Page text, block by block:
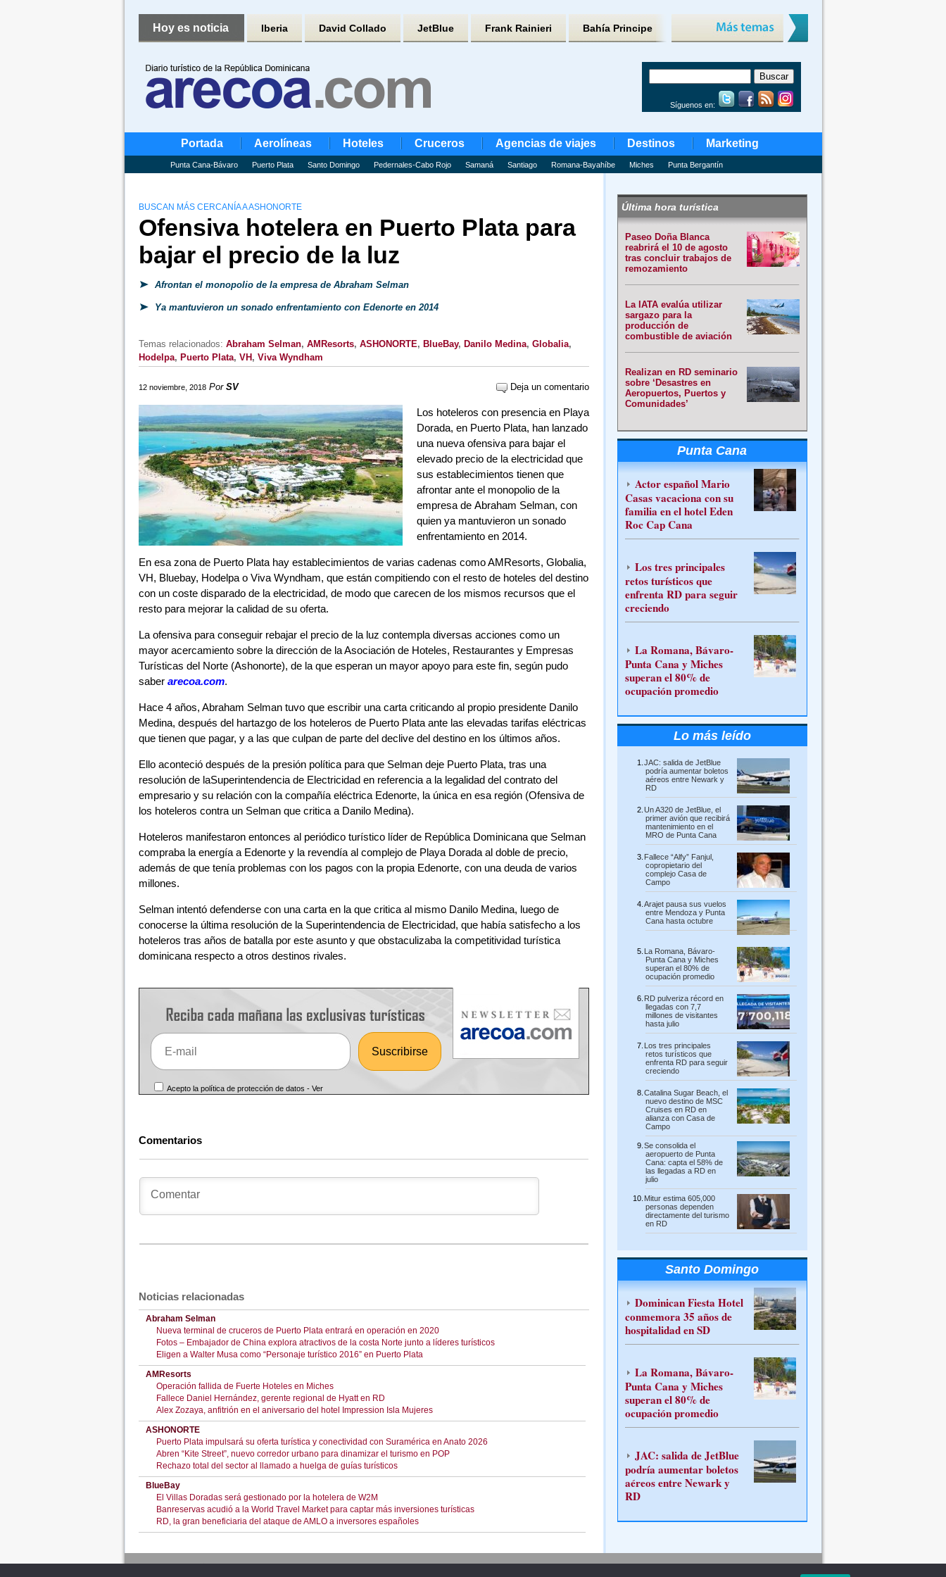
Hoy es noticia Iberia David Collado JetBlue Frank Rainieri Bahía Principe
Síguenos en:
Portada Aerolíneas Hoteles Cruceros Agencias de viajes Destinos Marketing
Punta Cana-Bávaro Puerto Plata Santo Domingo Pedernales-Cabo Rojo Samaná Santiago Romana-Bayahíbe Miches Punta Bergantín
BUSCAN MÁS CERCANÍA A ASHONORTE
Ofensiva hotelera en Puerto Plata para
bajar el precio de la luz
Afrontan el monopolio de la empresa de Abraham Selman
Ya mantuvieron un sonado enfrentamiento con Edenorte en 2014
Temas relacionados: Abraham Selman, AMResorts, ASHONORTE, BlueBay, Danilo Medina, Globalia,
Hodelpa, Puerto Plata, VH , Viva Wyndham
12 noviembre, 2018 Por SV Deja un comentario
Los hoteleros con presencia en Playa
Dorada, en Puerto Plata, han lanzado
una nueva ofensiva para bajar el
elevado precio de la electricidad que
sus establecimientos tienen que
afrontar ante el monopolio de la
empresa de Abraham Selman, con
quien ya mantuvieron un sonado
enfrentamiento en 2014.
En esa zona de Puerto Plata hay establecimientos de varias cadenas como AMResorts, Globalia,
VH, Bluebay, Hodelpa o Viva Wyndham, que están compitiendo con el resto de hoteles del destino
con un coste disparado de la electricidad, de modo que carecen de los mismos recursos que el
resto para mejorar la calidad de su oferta.
La ofensiva para conseguir rebajar el precio de la luz contempla diversas acciones como un
mayor acercamiento sobre la dirección de la Asociación de Hoteles, Restaurantes y Empresas
Turísticas del Norte (Ashonorte), de la que esperan un mayor apoyo para este fin, según pudo
saber arecoa.com.
Hace 4 años, Abraham Selman tuvo que escribir una carta criticando al propio presidente Danilo
Medina, después del hartazgo de los hoteleros de Puerto Plata ante las elevadas tarifas eléctricas
que tienen que pagar, y a las que culpan de parte del declive del destino en los últimos años.
Ello aconteció después de la presión política para que Selman deje Puerto Plata, tras una
resolución de laSuperintendencia de Electricidad en referencia a la legalidad del contrato del
empresario y su relación con la compañía eléctrica Edenorte, la única en esa región (Ofensiva de
los hoteleros contra un Selman que critica a Danilo Medina).
Hoteleros manifestaron entonces al periódico turístico líder de República Dominicana que Selman
compraba la energía a Edenorte y la revendía al complejo de Playa Dorada al doble de precio,
además de que tenía problemas con los pagos con la propia Edenorte, con una deuda de varios
millones.
Selman intentó defenderse con una carta en la que critica al mismo Danilo Medina, luego de
conocerse la última resolución de la Superintendencia de Electricidad, que había satisfecho a los
hoteleros tras años de batalla por este asunto y que obstaculizaba la competitividad turística
dominicana respecto a otros destinos rivales.
Acepto la política de protección de datos -Ver
Comentarios
Noticias relacionadas
Abraham Selman
Nueva terminal de cruceros de Puerto Plata entrará en operación en 2020
Fotos – Embajador de China explora atractivos de la costa Norte junto a líderes turísticos
Eligen a Walter Musa como “Personaje turístico 2016” en Puerto Plata
AMResorts
Operación fallida de Fuerte Hoteles en Miches
Fallece Daniel Hernández, gerente regional de Hyatt en RD
Alex Zozaya, anfitrión en el aniversario del hotel Impression Isla Mujeres
ASHONORTE
Puerto Plata impulsará su oferta turística y conectividad con Suramérica en Anato 2026
Abren “Kite Street”, nuevo corredor urbano para dinamizar el turismo en POP
Rechazo total del sector al llamado a huelga de guías turísticos
BlueBay
El Villas Doradas será gestionado por la hotelera de W2M
Banreservas acudió a la World Travel Market para captar más inversiones turísticas
RD, la gran beneficiaria del ataque de AMLO a inversores españoles
Última hora turística
Paseo Doña Blanca
reabrirá el 10 de agosto
tras concluir trabajos de
remozamiento
La IATA evalúa utilizar
sargazo para la
producción de
combustible de aviación
Realizan en RD seminario
sobre ‘Desastres en
Aeropuertos, Puertos y
Comunidades’
Punta Cana
Actor español Mario
Casas vacaciona con su
familia en el hotel Eden
Roc Cap Cana
Los tres principales
retos turísticos que
enfrenta RD para seguir
creciendo
La Romana, Bávaro-
Punta Cana y Miches
superan el 80% de
ocupación promedio
Lo más leído
JAC: salida de JetBlue
podría aumentar boletos
aéreos entre Newark y
RD
Un A320 de JetBlue, el
primer avión que recibirá
mantenimiento en el
MRO de Punta Cana
Fallece “Alfy” Fanjul,
copropietario del
complejo Casa de
Campo
Arajet pausa sus vuelos
entre Mendoza y Punta
Cana hasta octubre
La Romana, Bávaro-
Punta Cana y Miches
superan el 80% de
ocupación promedio
RD pulveriza récord en
llegadas con 7,7
millones de visitantes
hasta julio
Los tres principales
retos turísticos que
enfrenta RD para seguir
creciendo
Catalina Sugar Beach, el
nuevo destino de MSC
Cruises en RD en
alianza con Casa de
Campo
Se consolida el
aeropuerto de Punta
Cana: capta el 58% de
las llegadas a RD en
julio
Mitur estima 605,000
personas dependen
directamente del turismo
en RD
Santo Domingo
Dominican Fiesta Hotel
conmemora 35 años de
hospitalidad en SD
La Romana, Bávaro-
Punta Cana y Miches
superan el 80% de
ocupación promedio
JAC: salida de JetBlue
podría aumentar boletos
aéreos entre Newark y
RD